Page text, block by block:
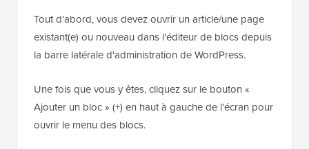
Tout d'abord, vous devez ouvrir un article/une page
existant(e) ou nouveau dans l'éditeur de blocs depuis
la barre latérale d'administration de WordPress.
Une fois que vous y êtes, cliquez sur le bouton «
Ajouter un bloc » (+) en haut à gauche de l'écran pour
ouvrir le menu des blocs.